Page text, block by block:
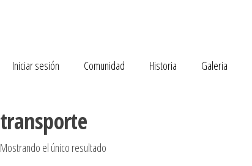
Iniciar sesión Comunidad Historia Galeria
transporte
Mostrando el único resultado